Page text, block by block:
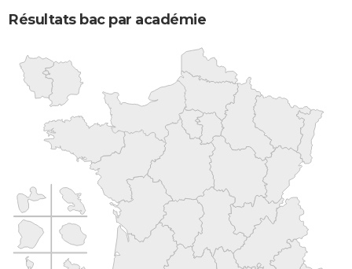
Résultats bac par académie